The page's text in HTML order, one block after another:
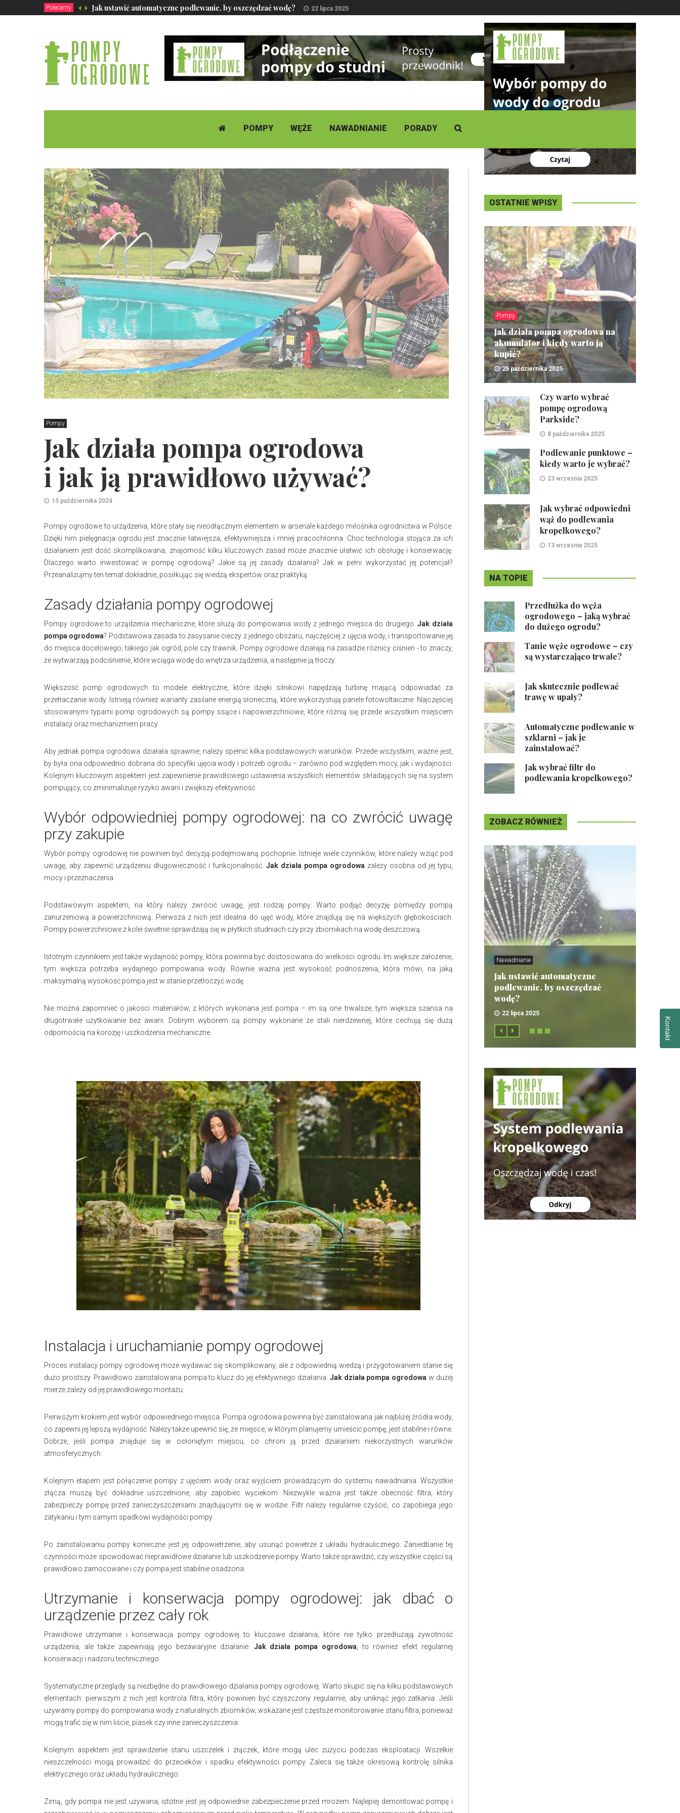
Polecamy Jak ustawić automatyczne podlewanie, by oszczędzać wodę? 22 lipca 2025
DZISIAJ
Czwartek
POMPY WĘŻE NAWADNIANIE PORADY
Pompy
Jak działa pompa ogrodowa
i jak ją prawidłowo używać?
15 października 2024
Pompy ogrodowe to urządzenia, które stały się nieodłącznym elementem w arsenale każdego miłośnika ogrodnictwa w Polsce.
Dzięki nim pielęgnacja ogrodu jest znacznie łatwiejsza, efektywniejsza i mniej pracochłonna. Choć technologia stojąca za ich
działaniem jest dość skomplikowana, znajomość kilku kluczowych zasad może znacznie ułatwić ich obsługę i konserwację.
Dlaczego warto inwestować w pompę ogrodową? Jakie są jej zasady działania? Jak w pełni wykorzystać jej potencjał?
Przeanalizujmy ten temat dokładnie, posiłkując się wiedzą ekspertów oraz praktyką.
Zasady działania pompy ogrodowej
Pompy ogrodowe to urządzenia mechaniczne, które służą do pompowania wody z jednego miejsca do drugiego.Jak działa
pompa ogrodowa? Podstawowa zasada to zasysanie cieczy z jednego obszaru, najczęściej z ujęcia wody, i transportowanie jej
do miejsca docelowego, takiego jak ogród, pole czy trawnik. Pompy ogrodowe działają na zasadzie różnicy ciśnień - to znaczy,
że wytwarzają podciśnienie, które wciąga wodę do wnętrza urządzenia, a następnie ją tłoczy.
Większość pomp ogrodowych to modele elektryczne, które dzięki silnikowi napędzają turbinę mającą odpowiadać za
przetłaczanie wody. Istnieją również warianty zasilane energią słoneczną, które wykorzystują panele fotowoltaiczne. Najczęściej
stosowanymi typami pomp ogrodowych są pompy ssące i napowierzchniowe, które różnią się przede wszystkim miejscem
instalacji oraz mechanizmem pracy.
Aby jednak pompa ogrodowa działała sprawnie, należy spełnić kilka podstawowych warunków. Przede wszystkim, ważne jest,
by była ona odpowiednio dobrana do specyfiki ujęcia wody i potrzeb ogrodu – zarówno pod względem mocy, jak i wydajności.
Kolejnym kluczowym aspektem jest zapewnienie prawidłowego ustawienia wszystkich elementów składających się na system
pompujący, co zminimalizuje ryzyko awarii i zwiększy efektywność.
Wybór odpowiedniej pompy ogrodowej: na co zwrócić uwagę
przy zakupie
Wybór pompy ogrodowej nie powinien być decyzją podejmowaną pochopnie. Istnieje wiele czynników, które należy wziąć pod
uwagę, aby zapewnić urządzeniu długowieczność i funkcjonalność. Jak działa pompa ogrodowa zależy osobna od jej typu,
mocy i przeznaczenia.
Podstawowym aspektem, na który należy zwrócić uwagę, jest rodzaj pompy. Warto podjąć decyzję pomiędzy pompą
zanurzeniową a powierzchniową. Pierwsza z nich jest idealna do ujęć wody, które znajdują się na większych głębokościach.
Pompy powierzchniowe z kolei świetnie sprawdzają się w płytkich studniach czy przy zbiornikach na wodę deszczową.
Istotnym czynnikiem jest także wydajność pompy, która powinna być dostosowana do wielkości ogrodu. Im większe założenie,
tym większa potrzeba wydajnego pompowania wody. Równie ważna jest wysokość podnoszenia, która mówi, na jaką
maksymalną wysokość pompa jest w stanie przetłoczyć wodę.
Nie można zapomnieć o jakości materiałów, z których wykonana jest pompa – im są one trwalsze, tym większa szansa na
długotrwałe użytkowanie bez awarii. Dobrym wyborem są pompy wykonane ze stali nierdzewnej, które cechują się dużą
odpornością na korozję i uszkodzenia mechaniczne.
Instalacja i uruchamianie pompy ogrodowej
Proces instalacji pompy ogrodowej może wydawać się skomplikowany, ale z odpowiednią wiedzą i przygotowaniem stanie się
dużo prostszy. Prawidłowo zainstalowana pompa to klucz do jej efektywnego działania. Jak działa pompa ogrodowa w dużej
mierze zależy od jej prawidłowego montażu.
Pierwszym krokiem jest wybór odpowiedniego miejsca. Pompa ogrodowa powinna być zainstalowana jak najbliżej źródła wody,
co zapewni jej lepszą wydajność. Należy także upewnić się, że miejsce, w którym planujemy umieścić pompę, jest stabilne i równe.
Dobrze, jeśli pompa znajduje się w osłoniętym miejscu, co chroni ją przed działaniem niekorzystnych warunków
atmosferycznych.
Kolejnym etapem jest połączenie pompy z ujęciem wody oraz wyjściem prowadzącym do systemu nawadniania. Wszystkie
złącza muszą być dokładnie uszczelnione, aby zapobiec wyciekom. Niezwykle ważna jest także obecność filtra, który
zabezpieczy pompę przed zanieczyszczeniami znajdującymi się w wodzie. Filtr należy regularnie czyścić, co zapobiega jego
zatykaniu i tym samym spadkowi wydajności pompy.
Po zainstalowaniu pompy konieczne jest jej odpowietrzenie, aby usunąć powietrze z układu hydraulicznego. Zaniedbanie tej
czynności może spowodować nieprawidłowe działanie lub uszkodzenie pompy. Warto także sprawdzić, czy wszystkie części są
prawidłowo zamocowane i czy pompa jest stabilnie osadzona.
Utrzymanie i konserwacja pompy ogrodowej: jak dbać o
urządzenie przez cały rok
Prawidłowe utrzymanie i konserwacja pompy ogrodowej to kluczowe działania, które nie tylko przedłużają żywotność
urządzenia, ale także zapewniają jego bezawaryjne działanie. Jak działa pompa ogrodowa , to również efekt regularnej
konserwacji i nadzoru technicznego.
Systematyczne przeglądy są niezbędne do prawidłowego działania pompy ogrodowej. Warto skupić się na kilku podstawowych
elementach: pierwszym z nich jest kontrola filtra, który powinien być czyszczony regularnie, aby uniknąć jego zatkania. Jeśli
używamy pompy do pompowania wody z naturalnych zbiorników, wskazane jest częstsze monitorowanie stanu filtra, ponieważ
mogą trafić się w nim liście, piasek czy inne zanieczyszczenia.
Kolejnym aspektem jest sprawdzenie stanu uszczelek i złączek, które mogą ulec zużyciu podczas eksploatacji. Wszelkie
nieszczelności mogą prowadzić do przecieków i spadku efektywności pompy. Zaleca się także okresową kontrolę silnika
elektrycznego oraz układu hydraulicznego.
Zimą, gdy pompa nie jest używana, istotne jest jej odpowiednie zabezpieczenie przed mrozem. Najlepiej demontować pompę i
OSTATNIE WPISY
Pompy
Jak działa pompa ogrodowa na
akumulator i kiedy warto ją
kupić?
25 października 2025
Czy warto wybrać
pompę ogrodową
Parkside?
8 października 2025
Podlewanie punktowe –
kiedy warto je wybrać?
23 września 2025
Jak wybrać odpowiedni
wąż do podlewania
kropelkowego?
13 września 2025
NA TOPIE
Przedłużka do węża
ogrodowego – jaką wybrać
do dużego ogrodu?
Tanie węże ogrodowe – czy
są wystarczająco trwałe?
Jak skutecznie podlewać
trawę w upały?
Automatyczne podlewanie w
szklarni – jak je
zainstalować?
Jak wybrać filtr do
podlewania kropelkowego?
ZOBACZ RÓWNIEŻ
Nawadnianie
Jak ustawić automatyczne
podlewanie, by oszczędzać
wodę?
22 lipca 2025
Kontakt